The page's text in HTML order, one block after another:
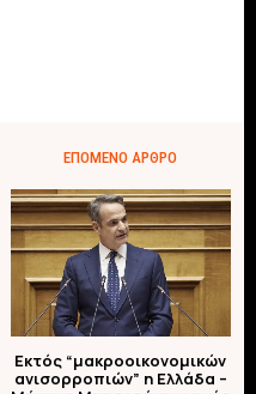
ΕΠΌΜΕΝΟ ΆΡΘΡΟ
Εκτός “μακροοικονομικών
ανισορροπιών” η Ελλάδα –